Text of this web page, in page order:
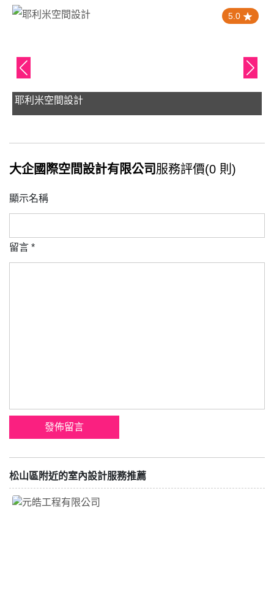
5.0
耶利米空間設計
大企國際空間設計有限公司 服務評價(0 則)
顯示名稱
留言 *
松山區附近的室內設計服務推薦